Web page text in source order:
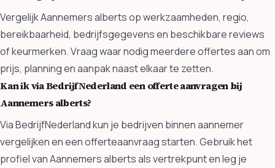
Vergelijk Aannemers alberts op werkzaamheden, regio,
bereikbaarheid, bedrijfsgegevens en beschikbare reviews
of keurmerken. Vraag waar nodig meerdere offertes aan om
prijs, planning en aanpak naast elkaar te zetten.
Kan ik via BedrijfNederland een offerte aanvragen bij
Aannemers alberts?
Via BedrijfNederland kun je bedrijven binnen aannemer
vergelijken en een offerteaanvraag starten. Gebruik het
profiel van Aannemers alberts als vertrekpunt en leg je